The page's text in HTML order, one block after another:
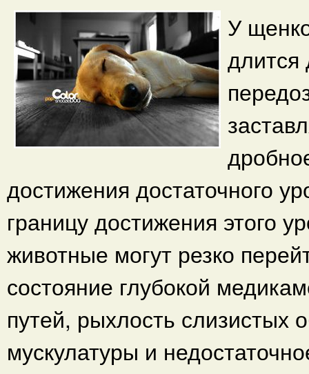
У
длится
достижения достаточного
границу достижения этого
животные могут резко
состояние глубокой
путей, рыхлость слизистых
мускулатуры и